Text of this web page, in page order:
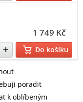
1 749 Kč
Do košíku
poradit
k oblíbeným